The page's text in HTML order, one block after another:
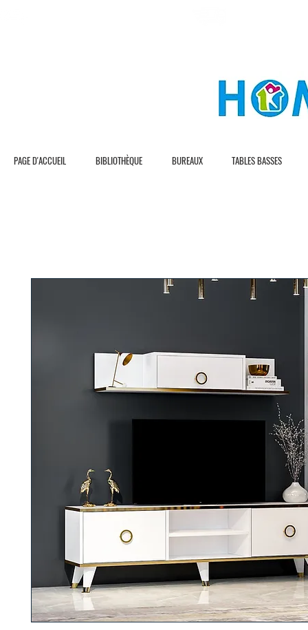
PAGE D'ACCUEIL BIBLIOTHÈQUE BUREAUX TABLES BASSES